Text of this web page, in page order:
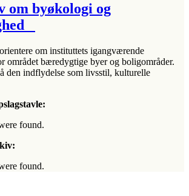
om byøkologi og
om instituttets igangværende
området bæredygtige byer og boligområder.
den indflydelse som livsstil, kulturelle
found.
found.